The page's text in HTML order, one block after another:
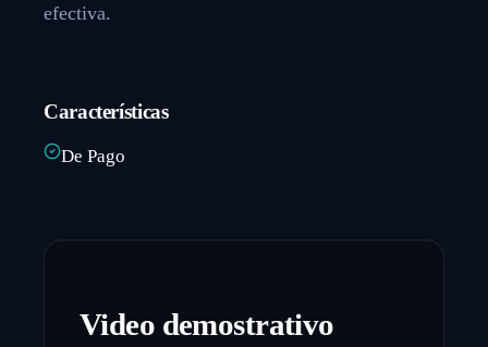
efectiva.
Características
De Pago
Video demostrativo